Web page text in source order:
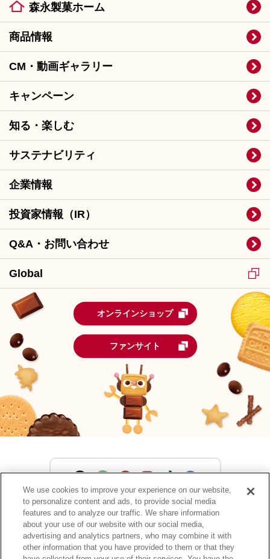
森永製菓ホーム
商品情報
CM・動画ギャラリー
キャンペーン
知る・楽しむ
サステナビリティ
企業情報
投資家情報（IR）
Q&A・お問い合わせ
Global
オンラインショップ
ファンサイト
森永製菓公式アカウント一覧
We use cookies to improve your experience on our website,
to personalize content and ads, to provide social media
features and to analyze our traffic. We share information
about your use of our website with our social media,
advertising and analytics partners, who may combine it with
other information that you have provided to them or that they